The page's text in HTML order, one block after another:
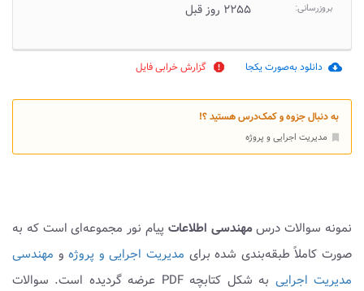
بروزرسانی: ۲۲۵۵ روز قبل
cloud_download دانلود به‌صورت یکجا report گزارش خرابی فایل
به دنبال جزوه و کمک‌درس هستید ؟!
مدیریت اجرایی و پروژه
نمونه سوالات درسمهندسی اطلاعات پیام نور مجموعه‌ای است که به
صورت کاملاً طبقه‌بندی شده برای مدیریت اجرایی و پروژهو مهندسی
مدیریت اجرایی
به شکل کتابچه PDF عرضه گردیده است. سوالات